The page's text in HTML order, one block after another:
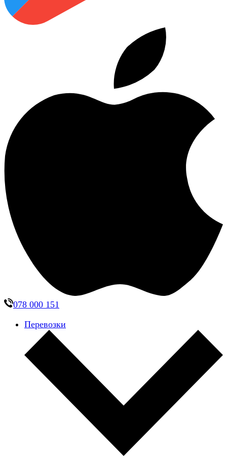
078 000 151
Перевозки